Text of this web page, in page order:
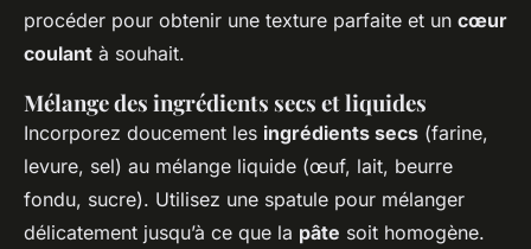
procéder pour obtenir une texture parfaite et un cœur
coulant à souhait.
Mélange des ingrédients secs et liquides
Incorporez doucement les ingrédients secs (farine,
levure, sel) au mélange liquide (œuf, lait, beurre
fondu, sucre). Utilisez une spatule pour mélanger
délicatement jusqu’à ce que la pâte soit homogène.